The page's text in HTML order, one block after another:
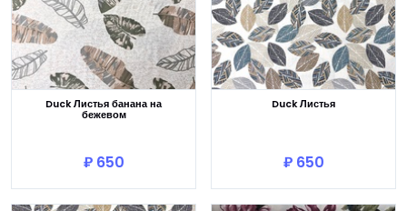
Duck Листья банана на
бежевом
₽ 650
Duck Листья
₽ 650